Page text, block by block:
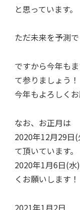
と思っています。
ただ未来を予測
ですから今年も
て参りましょう！
今年もよろしく
なお、お正月は
2020年12月29日
て頂いています。
2020年1月6日(
くお願いします！
2021年1月2日